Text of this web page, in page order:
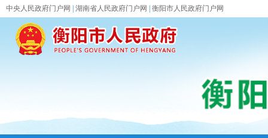
中央人民政府门户网 湖南省人民政府门户网 衡阳市人民政府门户网